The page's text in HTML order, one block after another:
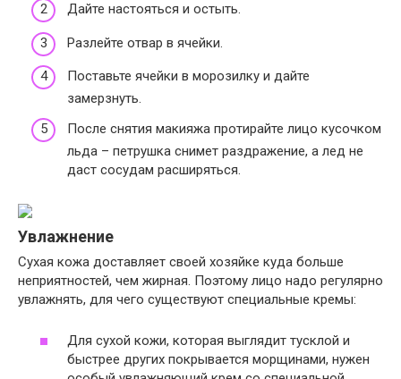
Дайте настояться и остыть.
Разлейте отвар в ячейки.
Поставьте ячейки в морозилку и дайте
замерзнуть.
После снятия макияжа протирайте лицо кусочком
льда – петрушка снимет раздражение, а лед не
даст сосудам расширяться.
Увлажнение
Сухая кожа доставляет своей хозяйке куда больше
неприятностей, чем жирная. Поэтому лицо надо регулярно
увлажнять, для чего существуют специальные кремы:
Для сухой кожи, которая выглядит тусклой и
быстрее других покрывается морщинами, нужен